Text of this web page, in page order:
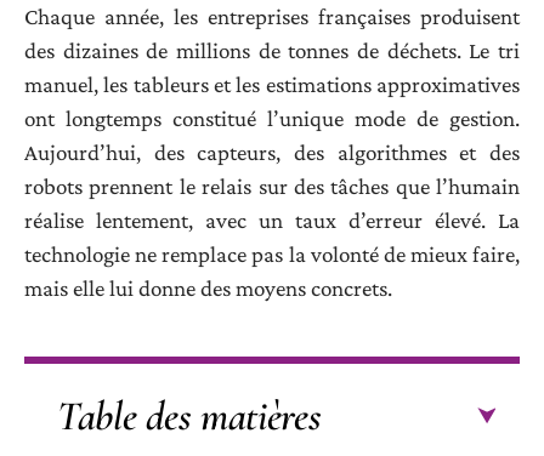
Chaque année, les entreprises françaises produisent
des dizaines de millions de tonnes de déchets. Le tri
manuel, les tableurs et les estimations approximatives
ont longtemps constitué l’unique mode de gestion.
Aujourd’hui, des capteurs, des algorithmes et des
robots prennent le relais sur des tâches que l’humain
réalise lentement, avec un taux d’erreur élevé. La
technologie ne remplace pas la volonté de mieux faire,
mais elle lui donne des moyens concrets.
Table des matières